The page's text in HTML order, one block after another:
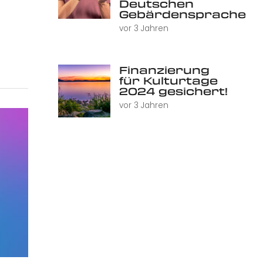
Deutschen
Gebärdensprache
vor 3 Jahren
Finanzierung
für Kulturtage
2024 gesichert!
vor 3 Jahren